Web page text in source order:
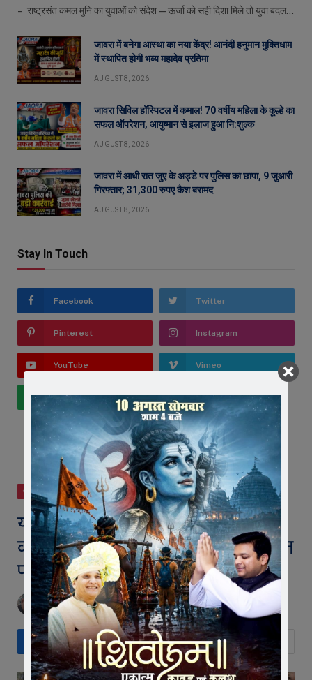
– राष्ट्रसंत कमल मुनि का युवाओं को संदेश—ऊर्जा को सही दिशा मिले तो युवा बदल…
जावरा में बनेगा आस्था का नया केंद्र! आनंदी हनुमान मुक्तिधाम
में स्थापित होगी भव्य महादेव प्रतिमा
AUGUST 8, 2026
जावरा सिविल हॉस्पिटल में कमाल! 70 वर्षीय महिला के कूल्हे का
सफल ऑपरेशन, आयुष्मान से इलाज हुआ नि:शुल्क
AUGUST 8, 2026
जावरा में आधी रात जुए के अड्डे पर पुलिस का छापा, 9 जुआरी
गिरफ्तार; 31,300 रुपए कैश बरामद
AUGUST 8, 2026
Stay In Touch
Facebook Twitter
Pinterest Instagram
YouTube Vimeo
WhatsApp
जावरा
यातायात डीएसपी और सुबेदार ने रोड़
कंपनी अधिकारियों के साथ जांचे फोरलेन
पर हादसों के ब्लैंक स्पॉट
BY EDITOR FEBRUARY 14, 2025 NO COMMENTS